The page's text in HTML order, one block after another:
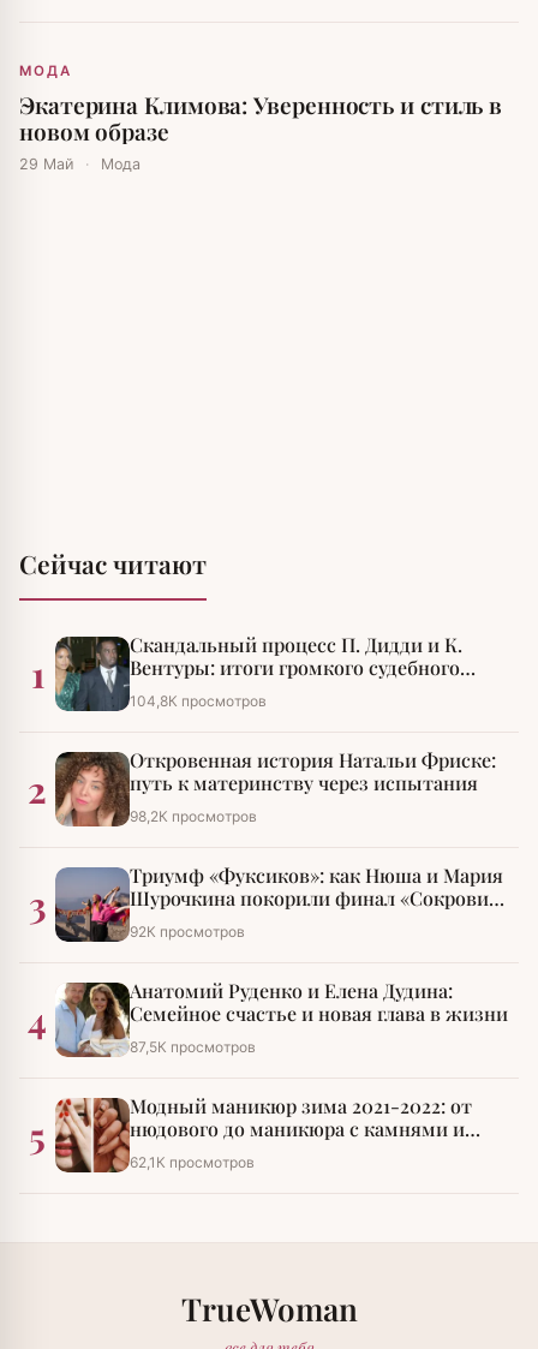
МОДА
Экатерина Климова: Уверенность и стиль в
новом образе
29 Май · Мода
Сейчас читают
1
Скандальный процесс П. Дидди и К.
Вентуры: итоги громкого судебного
разбирательства
104,8К просмотров
2
Откровенная история Натальи Фриске:
путь к материнству через испытания
98,2К просмотров
3
Триумф «Фуксиков»: как Нюша и Мария
Шурочкина покорили финал «Сокровищ
императора»
92К просмотров
4
Анатомий Руденко и Елена Дудина:
Семейное счастье и новая глава в жизни
87,5К просмотров
5
Модный маникюр зима 2021-2022: от
нюдового до маникюра с камнями и
стразами
62,1К просмотров
TrueWoman